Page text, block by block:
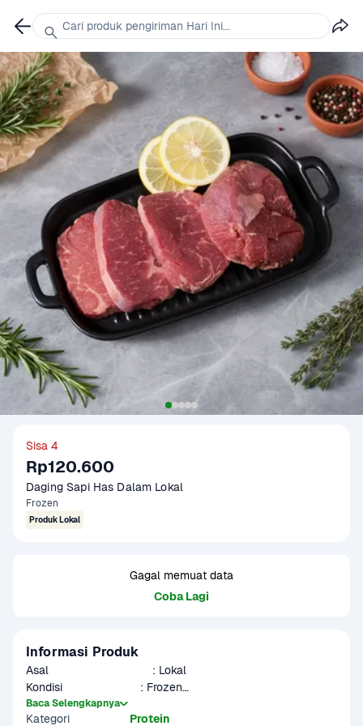
Sisa 4
Rp120.600
Daging Sapi Has Dalam Lokal
Frozen
Produk Lokal
Gagal memuat data
Coba Lagi
Informasi Produk
Asal                                : Lokal
Kondisi                        : Frozen
Kadar Lemak            : 0 - 5%
Potongan                    : 3 - 6 potong (500 g)
Baca Selengkapnya
Kategori Protein
Cari produk pengiriman Hari Ini...